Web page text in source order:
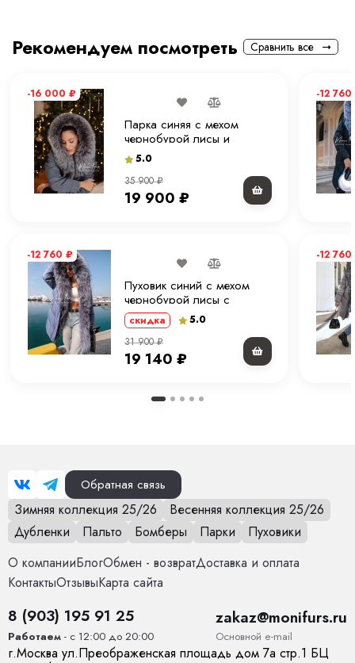
Рекомендуем посмотреть Сравнить все
-16 000 ₽
Парка синяя с мехом
чернобурой лисы и
капюшоном 70 см.
5.0
35 900₽
19 900 ₽
-12 760 ₽
Пуховик синий с мехом
чернобурой лисы с
капюшоном 90 см.
скидка
5.0
31 900₽
19 140 ₽
-12 760
-12 760
Обратная связь
Зимняя коллекция 25/26
Весенняя коллекция 25/26
Дубленки
Пальто Бомберы Парки
Пуховики
О компанииБлогОбмен - возвратДоставка и оплата
КонтактыОтзывыКарта сайта
8 (903) 195 91 25
Работаем - с 12:00 до 20:00
zakaz@monifurs.ru
Основной е-mail
г.Москва ул.Преображенская площадь дом 7а стр.1 БЦ